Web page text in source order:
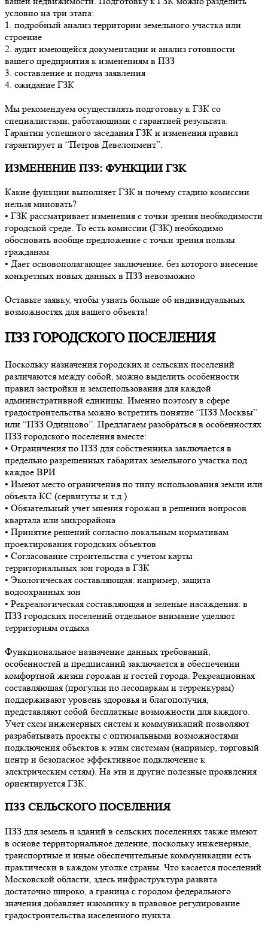
условно на три этапа:
1. подробный анализ территории земельного участка или
строение
2. аудит имеющейся документации и анализ готовности
вашего предприятия к изменениям в ПЗЗ
3. составление и подача заявления
4. ожидание ГЗК
Мы рекомендуем осуществлять подготовку к ГЗК со
специалистами, работающими с гарантией результата.
Гарантии успешного заседания ГЗК и изменения правил
гарантирует и “Петров Девелопмент”.
ИЗМЕНЕНИЕ ПЗЗ: ФУНКЦИИ ГЗК
Какие функции выполняет ГЗК и почему стадию комиссии
нельзя миновать?
• ГЗК рассматривает изменения с точки зрения необходимости
городской среде. То есть комиссии (ГЗК) необходимо
обосновать вообще предложение с точки зрения пользы
гражданам
• Дает основополагающее заключение, без которого внесение
конкретных новых данных в ПЗЗ невозможно
Оставьте заявку, чтобы узнать больше об индивидуальных
возможностях для вашего объекта!
ПЗЗ ГОРОДСКОГО ПОСЕЛЕНИЯ
Поскольку назначения городских и сельских поселений
различаются между собой, можно выделить особенности
правил застройки и землепользования для каждой
административной единицы. Именно поэтому в сфере
градостроительства можно встретить понятие “ПЗЗ Москвы”
или “ПЗЗ Одинцово”. Предлагаем разобраться в особенностях
ПЗЗ городского поселения вместе:
• Ограничения по ПЗЗ для собственника заключается в
предельно разрешенных габаритах земельного участка под
каждое ВРИ
• Имеют место ограничения по типу использования земли или
объекта КС (сервитуты и т.д.)
• Обязательный учет мнения горожан в решении вопросов
квартала или микрорайона
• Принятие решений согласно локальным нормативам
проектирования городских объектов
• Согласование строительства с учетом карты
территориальных зон города в ГЗК
• Экологическая составляющая: например, защита
водоохранных зон
• Рекреалогическая составляющая и зеленые насаждения: в
ПЗЗ городских поселений отдельное внимание уделяют
территориям отдыха
Функциональное назначение данных требований,
особенностей и предписаний заключается в обеспечении
комфортной жизни горожан и гостей города. Рекреационная
составляющая (прогулки по лесопаркам и терренкурам)
поддерживают уровень здоровья и благополучия,
представляют собой бесплатные возможности для каждого.
Учет схем инженерных систем и коммуникаций позволяют
разрабатывать проекты с оптимальными возможностями
подключения объектов к этим системам (например, торговый
центр и безопасное эффективное подключение к
электрическим сетям). На эти и другие полезные проявления
ориентируется ГЗК.
ПЗЗ СЕЛЬСКОГО ПОСЕЛЕНИЯ
ПЗЗ для земель и зданий в сельских поселениях также имеют
в основе территориальное деление, поскольку инженерные,
транспортные и иные обеспечительные коммуникации есть
практически в каждом уголке страны. Что касается поселений
Московской области, здесь инфраструктура развита
достаточно широко, а граница с городом федерального
значения добавляет изюминку в правовое регулирование
градостроительства населенного пункта.